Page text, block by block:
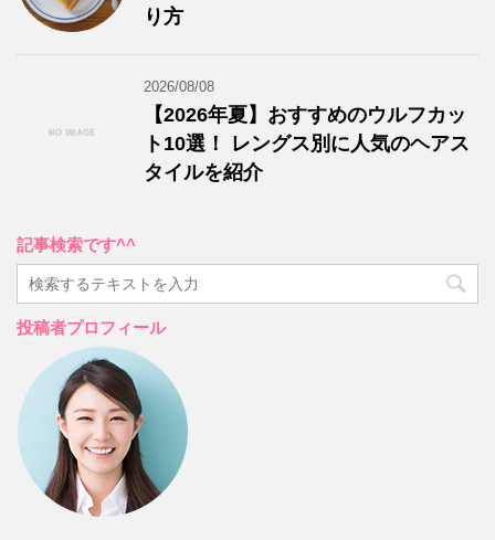
り方
2026/08/08
【2026年夏】おすすめのウルフカッ
ト10選！ レングス別に人気のヘアス
タイルを紹介
記事検索です^^
投稿者プロフィール